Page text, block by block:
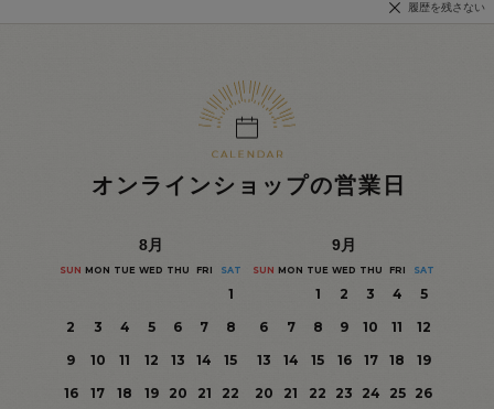
履歴を残さない
オンラインショップの営業日
8月
SUN MON TUE WED THU FRI SAT
1
2
3 4 5 6 7
8
9
10 11 12 13 14
15
16
17 18 19 20 21
22
9月
SUN MON TUE WED THU FRI SAT
1 2 3 4
5
6
7 8 9 10 11
12
13
14 15 16 17 18
19
20
21 22 23 24 25
26